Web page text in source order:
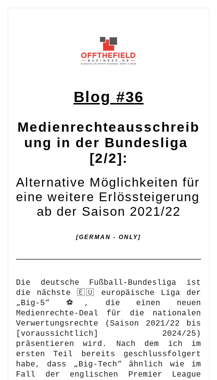
Blog #36
Medienrechteausschreib
ung in der Bundesliga
[2/2]:
Alternative Möglichkeiten für
eine weitere Erlössteigerung
ab der Saison 2021/22
[GERMAN - ONLY]
Die deutsche Fußball-Bundesliga ist
die nächste 🇪🇺 europäische Liga der
„Big-5“ ⚽, die einen neuen
Medienrechte-Deal für die nationalen
Verwertungsrechte (Saison 2021/22 bis
[voraussichtlich] 2024/25)
präsentieren wird. Nach dem ich im
ersten Teil bereits geschlussfolgert
habe, dass „Big-Tech“ ähnlich wie im
Fall der englischen Premier League